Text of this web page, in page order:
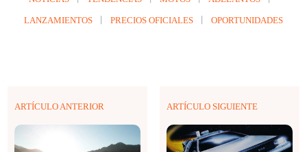
LANZAMIENTOS PRECIOS OFICIALES OPORTUNIDADES
ARTÍCULO ANTERIOR ARTÍCULO SIGUIENTE